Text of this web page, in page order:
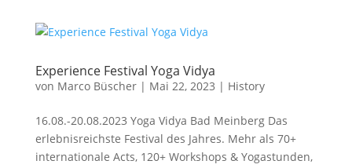
Experience Festival Yoga Vidya
von Marco Büscher| Mai 22, 2023 | History
16.08.-20.08.2023 Yoga Vidya Bad Meinberg Das
erlebnisreichste Festival des Jahres. Mehr als 70+
internationale Acts, 120+ Workshops & Yogastunden,